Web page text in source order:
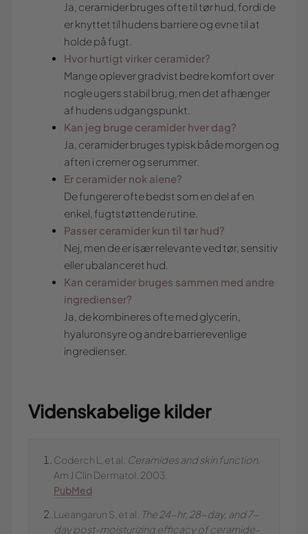
Ja, ceramider bruges ofte til tør hud, fordi de
er knyttet til hudens barriere og evne til at
holde på fugt.
Hvor hurtigt virker ceramider?
Mange oplever gradvist bedre komfort over
nogle ugers stabil brug, men det afhænger
af hudens udgangspunkt.
Kan jeg bruge ceramider hver dag?
Ja, ceramider bruges typisk både morgen og
aften i cremer og serummer.
Er ceramider nok alene?
De fungerer ofte bedst som en del af en
enkel, fugtstøttende rutine.
Passer ceramider kun til tør hud?
Nej, men de er især relevante ved tør, sensitiv
eller ubalanceret hud.
Kan ceramider bruges sammen med andre
ingredienser?
Ja, de kombineres ofte med glycerin,
hyaluronsyre og andre barrierevenlige
ingredienser.
Videnskabelige kilder
Coderch L, et al. Ceramides and skin function.
Am J Clin Dermatol. 2003.
PubMed
Lueangarun S, et al. The 24-hr, 28-day, and 7-
day post-moisturizing efficacy of ceramide-